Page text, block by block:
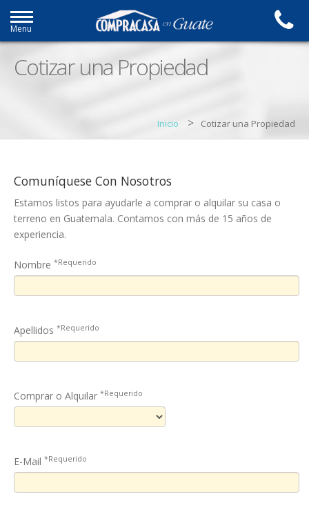
Menu
Cotizar una Propiedad
Inicio > Cotizar una Propiedad
Comuníquese Con Nosotros
Estamos listos para ayudarle a comprar o alquilar su casa o
terreno en Guatemala. Contamos con más de 15 años de
experiencia.
Nombre *Requerido
Apellidos *Requerido
Comprar o Alquilar *Requerido
E-Mail *Requerido